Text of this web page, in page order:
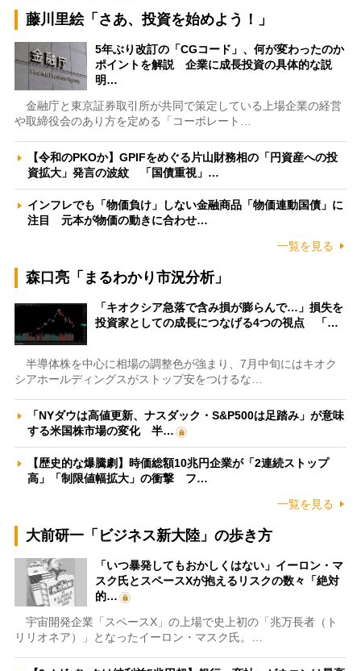
藤川里絵「さあ、投資を始めよう！」
5年ぶり改訂の「CGコード」、何が変わったのか
ポイントを解説 企業に成長投資の具体的な説
明…
金融庁と東京証券取引所が共同で策定している上場企業の経営
や取締役会のあり方を定める「コーポレート…
【令和のPKOか】GPIFをめぐる片山財務相の「円資産への投
資拡大」発言の波紋 「国債重視」…
インフレでも「物価負け」しない金融商品「物価連動国債」に
注目 元本が物価の動きに合わせ…
一覧を見る
森口亮「まるわかり市況分析」
「キオクシア急落で含み損が膨らんで…」損失を
投資家としての成長につなげる4つの視点 「…
半導体株を中心に相場の調整色が強まり、7月中旬にはキオク
シアホールディングスがストップ安をつけるな…
「NYダウは高値更新、ナスダック・S&P500は足踏み」が意味
する米国株市場の変化 半…
【歴史的な爆騰劇】時価総額10兆円企業が「2連続ストップ
高」「制限値幅拡大」の衝撃 フ…
一覧を見る
大前研一「ビジネス新大陸」の歩き方
「いつ暴発してもおかしくはない」イーロン・マ
スク氏とスペースXが抱えるリスクの数々「絶対
的…
宇宙開発企業「スペースX」の上場で史上初の「兆万長者（ト
リリオネア）」となったイーロン・マスク氏。…